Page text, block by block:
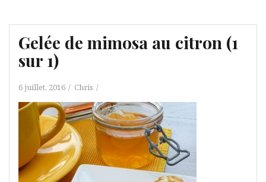
Gelée de mimosa au citron (1
sur 1)
6 juillet, 2016 Chris